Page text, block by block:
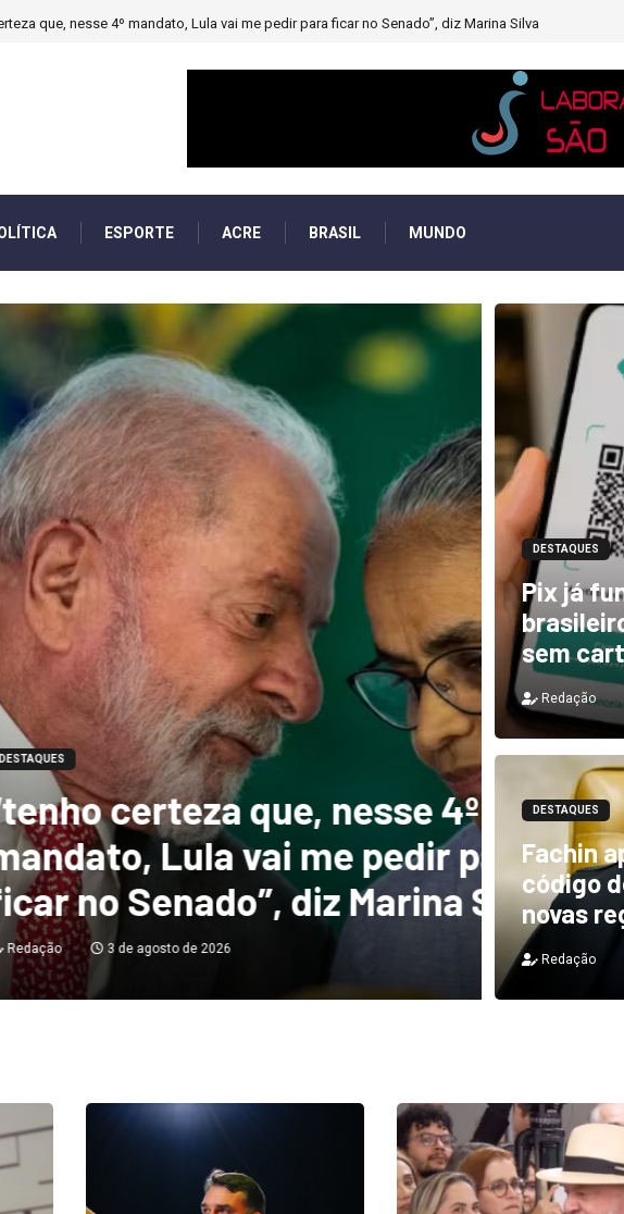
indica El Niño ‘muito forte’ diminuindo chuvas e provocando secas de rios
ESPORTE ACRE BRASIL MUNDO
que, nesse 4º
vai me pedir para
diz Marina Silva
de 2026
DESTAQUES
DESTAQUES
Pix já
sem
Redação
DESTAQUES
Fachin
código
novas
Redação